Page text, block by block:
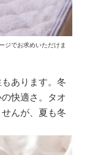
でお求めいただけま
あります。冬
快適さ。タオ
んが、夏も冬